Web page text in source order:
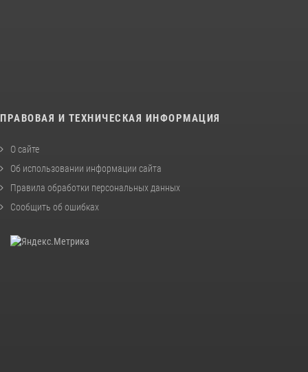
ПРАВОВАЯ И ТЕХНИЧЕСКАЯ ИНФОРМАЦИЯ
О сайте
Об использовании информации сайта
Правила обработки персональных данных
Сообщить об ошибках